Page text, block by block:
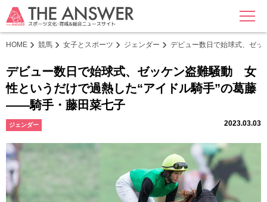
MENU
HOME 競馬 女子とスポーツ ジェンダー デビュー数日で始球式、ゼ
デビュー数日で始球式、ゼッケン盗難騒動 女
性というだけで過熱した“アイドル騎手”の葛藤
――騎手・藤田菜七子
ジェンダー 2023.03.03